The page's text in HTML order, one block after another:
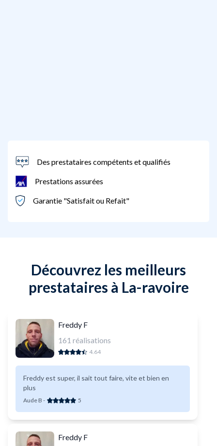
Des prestataires compétents et qualifiés
Prestations assurées
Garantie "Satisfait ou Refait"
Découvrez les meilleurs
prestataires à La-ravoire
Freddy F
161 réalisations
4.64
Freddy est super, il sait tout faire, vite et bien en
plus
Aude B - 5
Freddy F